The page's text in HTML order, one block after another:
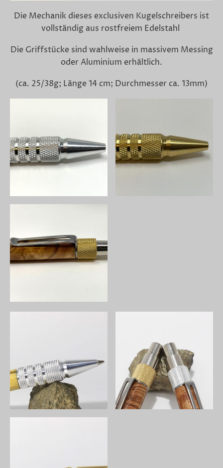
Die Mechanik dieses exclusiven Kugelschreibers ist
vollständig aus rostfreiem Edelstahl
Die Griffstücke sind wahlweise in massivem Messing
oder Aluminium erhältlich.
(ca. 25/38g; Länge 14 cm; Durchmesser ca. 13mm)